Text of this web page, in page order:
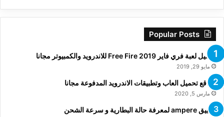
Popular Posts
تحميل لعبة فري فاير Free Fire 2019 للاندرويد والكمبيوتر مجانا
مايو 29, 2019
مواقع تحميل العاب وتطبيقات الاندرويد المدفوعة مجانا
مارس 5, 2020
تطبيق ampere لمعرفة حالة البطارية و سرعة الشحن